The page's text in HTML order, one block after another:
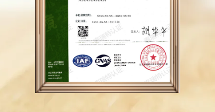
资质证书
投标证明 / 客户准入 / 材料辅导
CMA / CNAS / ISO17025